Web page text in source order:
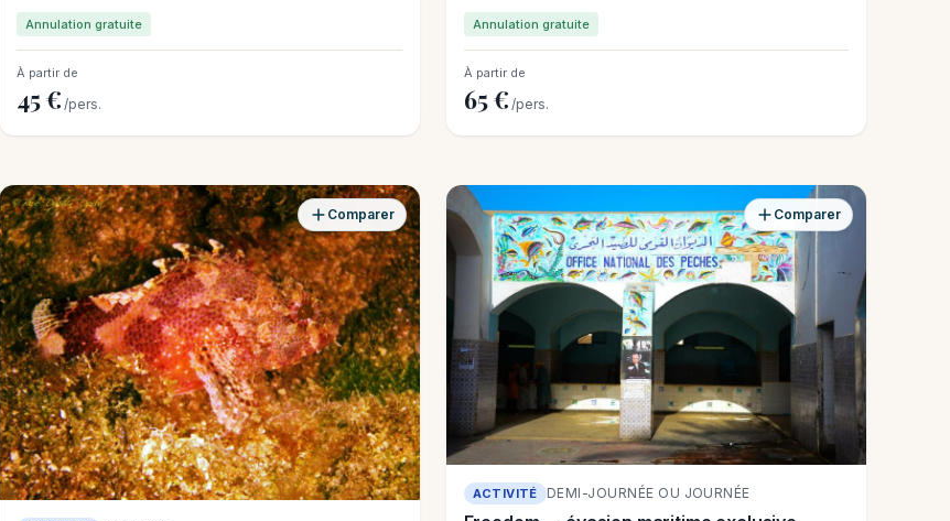
Annulation gratuite
À partir de
45 € /pers.
Annulation gratuite
À partir de
65 € /pers.
Comparer
ACTIVITÉ DEMI-JOURNÉE OU JOURNÉE
Comparer